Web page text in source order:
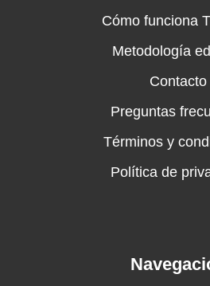
Cómo funciona
Metodología
Contacto
Preguntas
Términos y
Política de